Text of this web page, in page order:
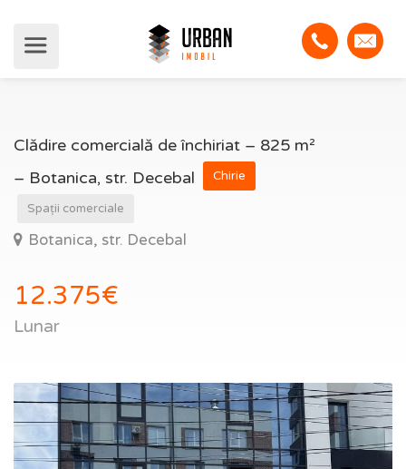
Clădire comercială de închiriat – 825 m²
– Botanica, str. Decebal
Chirie
Spații comerciale
Botanica, str. Decebal
12.375€
Lunar